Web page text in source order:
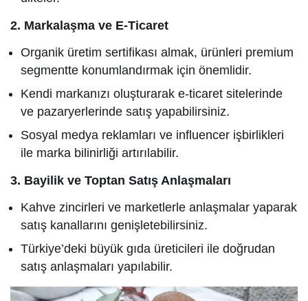
2. Markalaşma ve E-Ticaret
Organik üretim sertifikası almak, ürünleri premium
segmentte konumlandırmak için önemlidir.
Kendi markanızı oluşturarak e-ticaret sitelerinde
ve pazaryerlerinde satış yapabilirsiniz.
Sosyal medya reklamları ve influencer işbirlikleri
ile marka bilinirliği artırılabilir.
3. Bayilik ve Toptan Satış Anlaşmaları
Kahve zincirleri ve marketlerle anlaşmalar yaparak
satış kanallarını genişletebilirsiniz.
Türkiye’deki büyük gıda üreticileri ile doğrudan
satış anlaşmaları yapılabilir.